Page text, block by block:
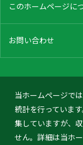
当ホームページで
統計を行っていま
集していますが、
せん。詳細は当ホ
このホームページに
お問い合わせ